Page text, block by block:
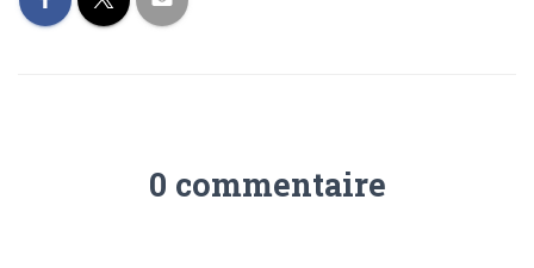
0 commentaire